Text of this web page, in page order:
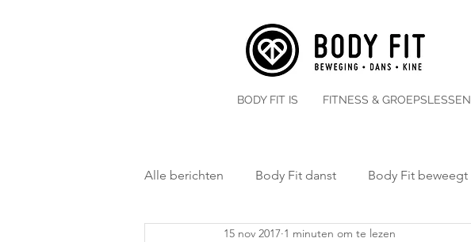
BODY FIT IS FITNESS & GROEPSLESSEN
Alle berichten Body Fit danst Body Fit beweegt
15 nov 2017 1 minuten om te lezen